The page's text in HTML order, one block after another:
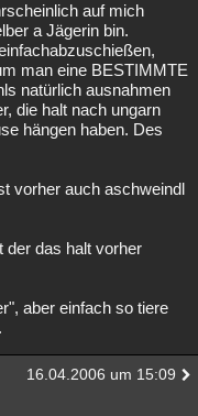
auf mich
a Jägerin bin.
man eine BESTIMMTE
natürlich ausnahmen
die halt nach ungarn
hängen haben. Des
vorher auch aschweindl
der das halt vorher
aber einfach so tiere
16.04.2006 um 15:09